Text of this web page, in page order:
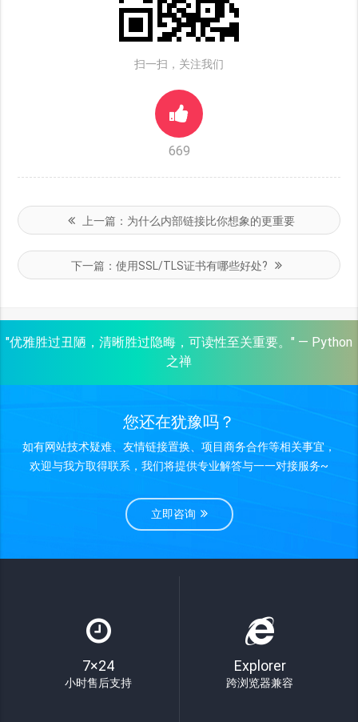
扫一扫，关注我们
669
上一篇： 为什么内部链接比你想象的更重要
下一篇：使用SSL/TLS证书有哪些好处?
"优雅胜过丑陋，清晰胜过隐晦，可读性至关重要。" — Python
之禅
您还在犹豫吗？
如有网站技术疑难、友情链接置换、项目商务合作等相关事宜，
欢迎与我方取得联系，我们将提供专业解答与一一对接服务~
立即咨询
7×24
小时售后支持
Explorer
跨浏览器兼容